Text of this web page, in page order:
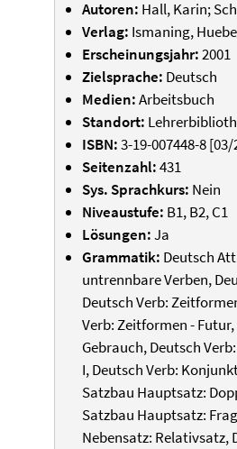
Autoren: Hall, Karin;
Verlag: Ismaning,
Erscheinungsjahr:2001
Zielsprache: Deutsch
Medien:Arbeitsbuch
Standort:
ISBN:3-19-007448-8 [03/
Seitenzahl:431
Sys. Sprachkurs: Nein
Niveaustufe: B1, B2, C1
Lösungen:Ja
Grammatik: Deutsch
untrennbare Verben,
Deutsch Verb:
Verb: Zeitformen -
Gebrauch, Deutsch
I, Deutsch Verb:
Satzbau Hauptsatz:
Satzbau Hauptsatz:
Nebensatz: Relativsatz,